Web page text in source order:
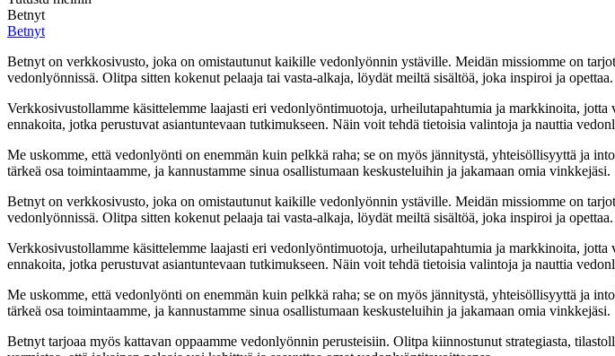
Betnyt
Betnyt
Betnyt on verkkosivusto, joka on omistautunut kaikille vedonlyönnin ystäville. Meidän missiomme on
vedonlyönnissä. Olitpa sitten kokenut pelaaja tai vasta-alkaja, löydät meiltä sisältöä, joka inspiroi ja opettaa.
Verkkosivustollamme käsittelemme laajasti eri vedonlyöntimuotoja, urheilutapahtumia ja markkinoita,
ennakoita, jotka perustuvat asiantuntevaan tutkimukseen. Näin voit tehdä tietoisia valintoja ja nauttia
Me uskomme, että vedonlyönti on enemmän kuin pelkkä raha; se on myös jännitystä, yhteisöllisyyttä ja
tärkeä osa toimintaamme, ja kannustamme sinua osallistumaan keskusteluihin ja jakamaan omia vinkkejäsi.
Betnyt on verkkosivusto, joka on omistautunut kaikille vedonlyönnin ystäville. Meidän missiomme on
vedonlyönnissä. Olitpa sitten kokenut pelaaja tai vasta-alkaja, löydät meiltä sisältöä, joka inspiroi ja opettaa.
Verkkosivustollamme käsittelemme laajasti eri vedonlyöntimuotoja, urheilutapahtumia ja markkinoita,
ennakoita, jotka perustuvat asiantuntevaan tutkimukseen. Näin voit tehdä tietoisia valintoja ja nauttia
Me uskomme, että vedonlyönti on enemmän kuin pelkkä raha; se on myös jännitystä, yhteisöllisyyttä ja
tärkeä osa toimintaamme, ja kannustamme sinua osallistumaan keskusteluihin ja jakamaan omia vinkkejäsi.
Betnyt tarjoaa myös kattavan oppaamme vedonlyönnin perusteisiin. Olitpa kiinnostunut strategiasta,